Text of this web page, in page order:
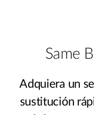
Same
Adquiera un
sustitución